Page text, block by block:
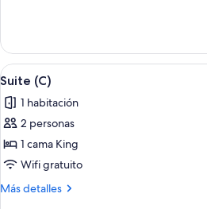
|
C)
junior
(Tropical
View
C)
Abrir
todas
las
fotos
de
Suite
(C)
4
Suite (C)
1 habitación
2 personas
1 cama King
Wifi gratuito
Más detalles
Más